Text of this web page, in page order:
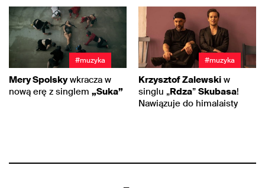
#muzyka
Mery Spolskywkracza w
nową erę z singlem „Suka”
#muzyka
Krzysztof Zalewski w
singlu „Rdza” Skubasa!
Nawiązuje do himalaisty